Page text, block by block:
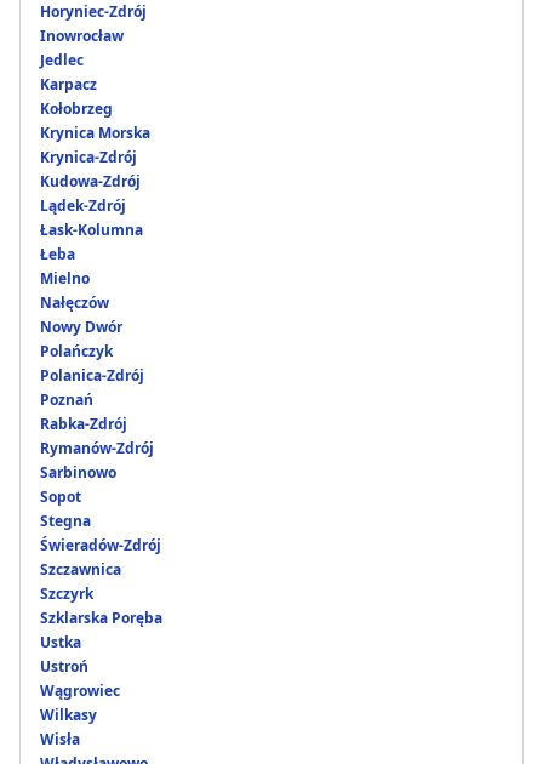
Horyniec-Zdrój
Inowrocław
Jedlec
Karpacz
Kołobrzeg
Krynica Morska
Krynica-Zdrój
Kudowa-Zdrój
Lądek-Zdrój
Łask-Kolumna
Łeba
Mielno
Nałęczów
Nowy Dwór
Polańczyk
Polanica-Zdrój
Poznań
Rabka-Zdrój
Rymanów-Zdrój
Sarbinowo
Sopot
Stegna
Świeradów-Zdrój
Szczawnica
Szczyrk
Szklarska Poręba
Ustka
Ustroń
Wągrowiec
Wilkasy
Wisła